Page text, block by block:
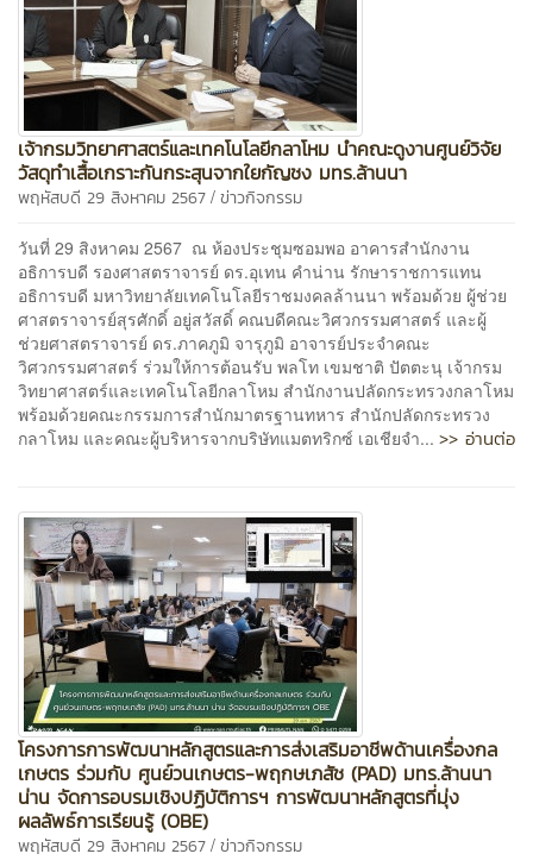
เจ้ากรมวิทยาศาสตร์และเทคโนโลยีกลาโหม นำคณะดูงานศูนย์วิจัย
วัสดุทำเสื้อเกราะกันกระสุนจากใยกัญชง มทร.ล้านนา
พฤหัสบดี 29 สิงหาคม 2567 / ข่าวกิจกรรม
วันที่ 29 สิงหาคม 2567 ณ ห้องประชุมซอมพอ อาคารสำนักงาน
อธิการบดี รองศาสตราจารย์ ดร.อุเทน คำน่าน รักษาราชการแทน
อธิการบดี มหาวิทยาลัยเทคโนโลยีราชมงคลล้านนา พร้อมด้วย ผู้ช่วย
ศาสตราจารย์สุรศักดิ์ อยู่สวัสดิ์ คณบดีคณะวิศวกรรมศาสตร์ และผู้
ช่วยศาสตราจารย์ ดร.ภาคภูมิ จารุภูมิ อาจารย์ประจำคณะ
วิศวกรรมศาสตร์ ร่วมให้การต้อนรับ พลโท เขมชาติ ปัตตะนุ เจ้ากรม
วิทยาศาสตร์และเทคโนโลยีกลาโหม สำนักงานปลัดกระทรวงกลาโหม
พร้อมด้วยคณะกรรมการสำนักมาตรฐานทหาร สำนักปลัดกระทรวง
กลาโหม และคณะผู้บริหารจากบริษัทแมตทริกซ์ เอเชียจำ... >> อ่านต่อ
โครงการการพัฒนาหลักสูตรและการส่งเสริมอาชีพด้านเครื่องกล
เกษตร ร่วมกับ ศูนย์วนเกษตร-พฤกษเภสัช (PAD) มทร.ล้านนา
น่าน จัดการอบรมเชิงปฏิบัติการฯ การพัฒนาหลักสูตรที่มุ่ง
ผลลัพธ์การเรียนรู้ (OBE)
พฤหัสบดี 29 สิงหาคม 2567 / ข่าวกิจกรรม